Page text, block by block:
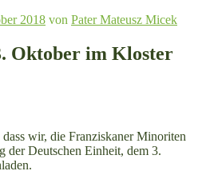
2018 von Pater Mateusz Micek
Oktober im Kloster
wir, die Franziskaner Minoriten
der Deutschen Einheit, dem 3.